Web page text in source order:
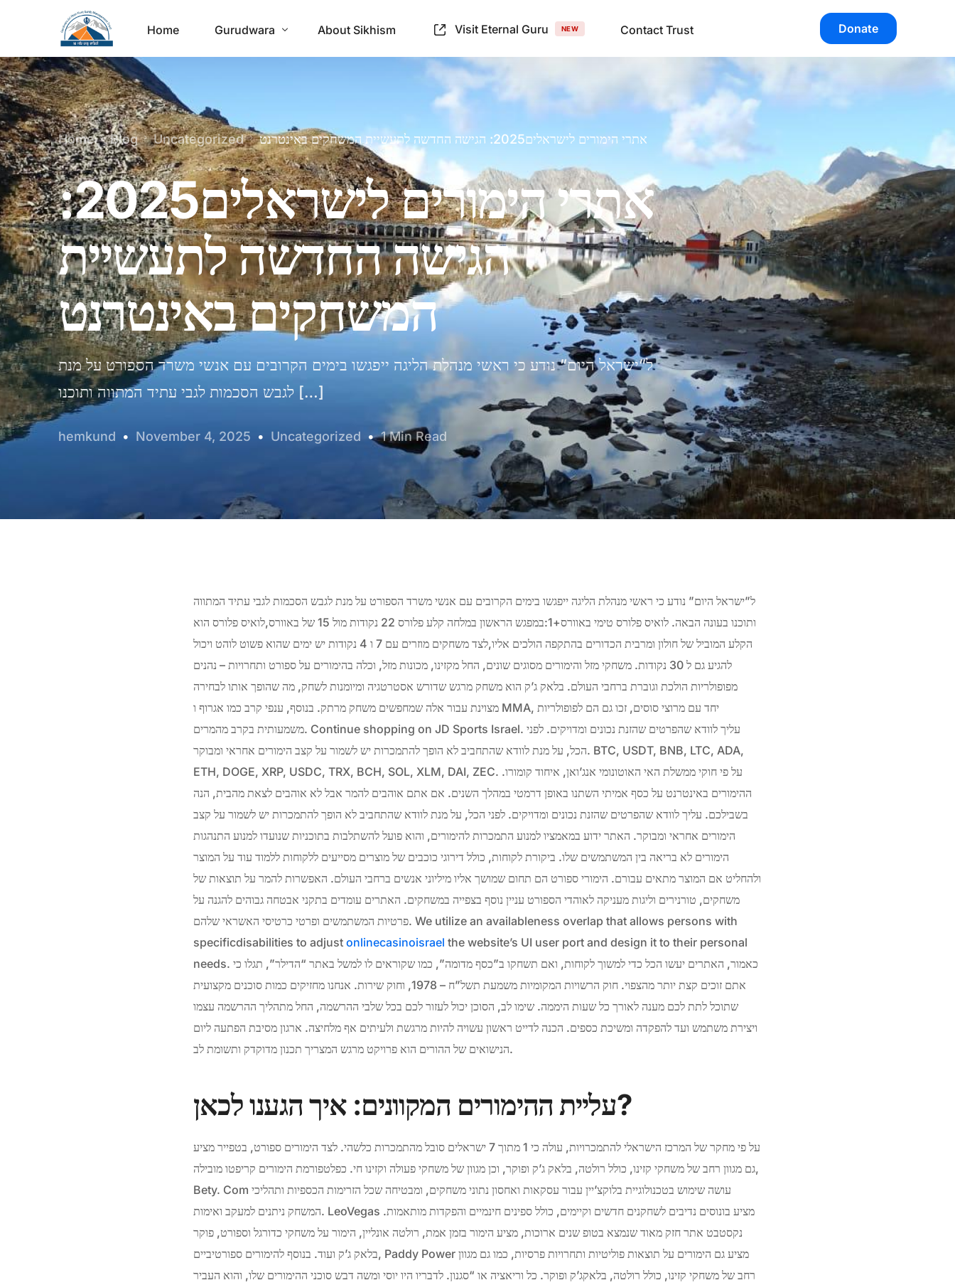
Home Gurudwara
History & Heritage
Chart the Gurudwara’s journey over centuries—its
founding, restorations, and growing importance on
the Sikh pilgrimage circuit.
Expand online reach and authority through strategic,
The Search for Hemkunt
Trace the origins of the shrine through ancient texts,
local lore, and the modern expeditions that confirmed
its exact location.
Educational & Community Programs
See how our on-site school, language classes, and
The Sikh and Their Faith
Through daily nitnem, Sangat, and Langar, Sikhs
the Guru Granth Sahib.
Free Medical Camps
Our Gurudwara hosts medical camps at Hemkunt
Sahib offering free health check-ups, first aid, and
wellness education to pilgrims and local families.
About Sikhism Visit Eternal Guru NEW Contact Trust Donate
Home Blog Uncategorized אתרי הימורים לישראלים2025: הגישה החדשה לתעשיית המשחקים באינטרנט
אתרי הימורים לישראלים2025:
הגישה החדשה לתעשיית
המשחקים באינטרנט
ל”ישראל היום” נודע כי ראשי מנהלת הליגה ייפגשו בימים הקרובים עם אנשי משרד הספורט על מנת
לגבש הסכמות לגבי עתיד המתווה ותוכנו […]
hemkund November 4, 2025 Uncategorized 1 Min Read
ל”ישראל היום” נודע כי ראשי מנהלת הליגה ייפגשו בימים הקרובים עם אנשי משרד הספורט על מנת לגבש הסכמות לגבי עתיד המתווה
ותוכנו בעונה הבאה. לואיס פלורס טימי באוורס+1:במפגש הראשון במלחה קלע פלורס 22 נקודות מול 15 של באוורס,לואיס פלורס הוא
הקלע המוביל של חולון ומרבית הכדורים בהתקפה הולכים אליו,לצד משחקים מוזרים עם 7 ו 4 נקודות יש ימים שהוא פשוט לוהט ויכול
להגיע גם ל 30 נקודות. משחקי מזל והימורים מסוגים שונים, החל מקזינו, מכונות מזל, וכלה בהימורים על ספורט ותחרויות – נהנים
מפופולריות הולכת וגוברת ברחבי העולם. בלאק ג’ק הוא משחק מרגש שדורש אסטרטגיה ומיומנות לשחק, מה שהופך אותו לבחירה
מצוינת עבור אלה שמחפשים משחק מרתק. בנוסף, ענפי קרב כמו אגרוף ו MMA, יחד עם מרוצי סוסים, זכו גם הם לפופולריות
משמעותית בקרב מהמרים. Continue shopping on JD Sports Israel. עליך לוודא שהפרטים שהזנת נכונים ומדויקים. לפני
הכל, על מנת לוודא שהתחביב לא הופך להתמכרות יש לשמור על קצב הימורים אחראי ומבוקר. BTC, USDT, BNB, LTC, ADA,
ETH, DOGE, XRP, USDC, TRX, BCH, SOL, XLM, DAI, ZEC. על פי חוקי ממשלת האי האוטונומי אנג’ואן, איחוד קומורו.
ההימורים באינטרנט על כסף אמיתי השתנו באופן דרמטי במהלך השנים. אם אתם אוהבים להמר אבל לא אוהבים לצאת מהבית, הנה
בשבילכם. עליך לוודא שהפרטים שהזנת נכונים ומדויקים. לפני הכל, על מנת לוודא שהתחביב לא הופך להתמכרות יש לשמור על קצב
הימורים אחראי ומבוקר. האתר ידוע במאמציו למנוע התמכרות להימורים, והוא פועל להשתלבות בתוכניות שנועדו למנוע התנהגות
הימורים לא בריאה בין המשתמשים שלו. ביקורת לקוחות, כולל דירוגי כוכבים של מוצרים מסייעים ללקוחות ללמוד עוד על המוצר
ולהחליט אם המוצר מתאים עבורם. הימורי ספורט הם תחום שמושך אליו מיליוני אנשים ברחבי העולם. האפשרות להמר על תוצאות של
משחקים, טורנירים וליגות מעניקה לאוהדי הספורט עניין נוסף בצפייה במשחקים. האתרים עומדים בתקני אבטחה גבוהים להגנה על
פרטיות המשתמשים ופרטי כרטיסי האשראי שלהם. We utilize an availableness overlap that allows persons with
specificdisabilities to adjust onlinecasinoisrael the website’s UI user port and design it to their personal
needs. כאמור, האתרים יעשו הכל כדי למשוך לקוחות, ואם תשחקו ב”כסף מדומה”, כמו שקוראים לו למשל באתר “הדילר”, תגלו כי
אתם זוכים קצת יותר מהצפוי. חוק הרשויות המקומיות משמעת תשל”ח – 1978, וחוק שירות. אנחנו מחזיקים כמות סוכנים מקצועית
שתוכל לתת לכם מענה לאורך כל שעות היממה. שימו לב, הסוכן יכול לעזור לכם בכל שלבי ההרשמה, החל מתהליך ההרשמה עצמו
ויצירת משתמש ועד להפקדה ומשיכת כספים. הכנה לדייט ראשון עשויה להיות מרגשת ולעיתים אף מלחיצה. ארגון מסיבת הפתעה ליום
הנישואים של ההורים הוא פרויקט מרגש המצריך תכנון מדוקדק ותשומת לב.
עליית ההימורים המקוונים: איך הגענו לכאן?
על פי מחקר של המרכז הישראלי להתמכרויות, עולה כי 1 מתוך 7 ישראלים סובל מהתמכרות כלשהי. לצד הימורים ספורט, בטפייר מציע
גם מגוון רחב של משחקי קזינו, כולל רולטה, בלאק ג’ק ופוקר, וכן מגוון של משחקי פעולה וקזינו חי. כפלטפורמת הימורים קריפטו מובילה,
Bety. Com עושה שימוש בטכנולוגיית בלוקצ’יין עבור עסקאות ואחסון נתוני משחקים, ומבטיחה שכל הזרימות הכספיות ותהליכי
המשחק ניתנים למעקב ואימות. LeoVegas מציע בונוסים נדיבים לשחקנים חדשים וקיימים, כולל ספינים חינמיים והפקדות מותאמות.
נקסטבט אתר חזק מאוד שנמצא בטופ שנים ארוכות, מציע הימור בזמן אמת, רולטה אונליין, הימור על משחקי כדורגל וספורט, פוקר
בלאק ג’ק ועוד. בנוסף להימורים ספורטיביים, Paddy Power מציע גם הימורים על תוצאות פוליטיות ותחרויות פרסיות, כמו גם מגוון
רחב של משחקי קזינו, כולל רולטה, בלאקג’ק ופוקר. כל וריאציה או “סגנון. לדבריו היו יוסי ומשה דבש סוכני ההימורים שלו, והוא העביר